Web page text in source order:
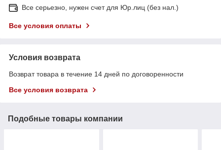
Все серьезно, нужен счет для Юр.лиц (без нал.)
Все условия оплаты
Условия возврата
Возврат товара в течение 14 дней по договоренности
Все условия возврата
Подобные товары компании